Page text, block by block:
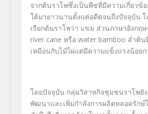
จากต้นราโพซึ่งเป็นพืชที่มีความเกี่ยวข้
ใต้มายาวนานตั้งแต่อดีตจนถึงปัจจุบัน
เรียกต้นราโพว่า แขม ส่วนภาษาอังกฤ
river cane หรือ water bamboo ลำต้น
เหมือนกับไม้ไผ่แต่มีความแข็งแรงน้อยก
โดยปัจจุบัน กลุ่มวิสาหกิจชุมชนราโพยั
พัฒนาและเพิ่มกำลังการผลิตหลอดรักษ์